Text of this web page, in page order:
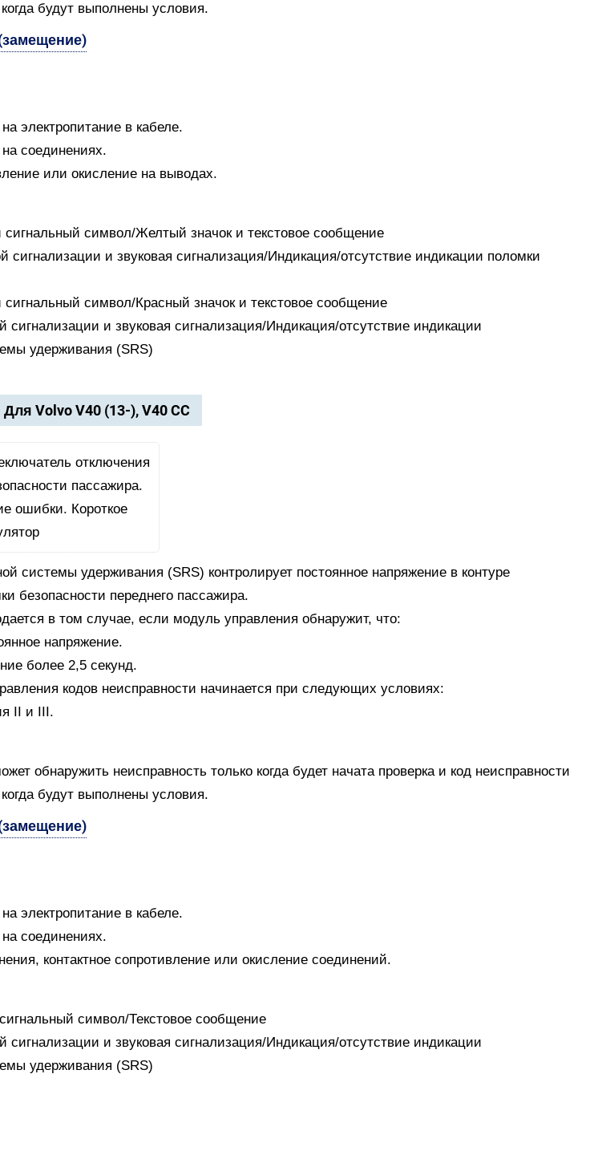
будут выполнены условия.
электропитание в кабеле.
соединениях.
или окисление на выводах.
сигнальный символ/Желтый значок и текстовое сообщение
сигнализации и звуковая сигнализация/Индикация/отсутствие индикации поломки
сигнальный символ/Красный значок и текстовое сообщение
сигнализации и звуковая сигнализация/Индикация/отсутствие индикации
удерживания (SRS)
Для Volvo V40 (13-), V40 CC
системы удерживания (SRS) контролирует постоянное напряжение в контуре
безопасности переднего пассажира.
в том случае, если модуль управления обнаружит, что:
напряжение.
более 2,5 секунд.
кодов неисправности начинается при следующих условиях:
II и III.
обнаружить неисправность только когда будет начата проверка и код неисправности
будут выполнены условия.
электропитание в кабеле.
соединениях.
контактное сопротивление или окисление соединений.
символ/Текстовое сообщение
сигнализации и звуковая сигнализация/Индикация/отсутствие индикации
удерживания (SRS)